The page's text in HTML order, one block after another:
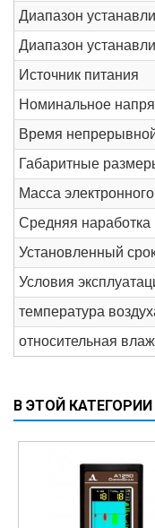
Диапазон
Диапазон
Источник питания
Номинальное
Время
Габаритные
Масса
Средняя наработка
Установленный
Условия
температура
относительная
В ЭТОЙ